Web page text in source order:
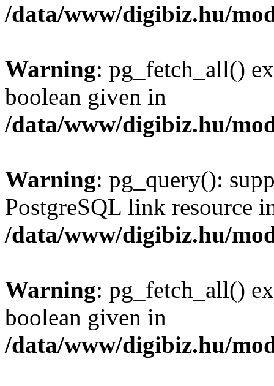
/data/www/digibiz.hu/
Warning: pg_fetch_all()
boolean given in
/data/www/digibiz.hu/
Warning: pg_query():
PostgreSQL link resource
/data/www/digibiz.hu/
Warning: pg_fetch_all()
boolean given in
/data/www/digibiz.hu/